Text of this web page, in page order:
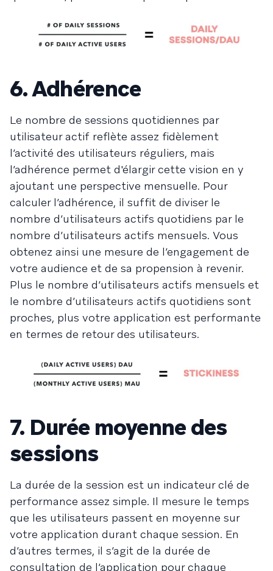
6. Adhérence
Le nombre de sessions quotidiennes par
utilisateur actif reflète assez fidèlement
l’activité des utilisateurs réguliers, mais
l’adhérence permet d'élargir cette vision en y
ajoutant une perspective mensuelle. Pour
calculer l’adhérence, il suffit de diviser le
nombre d’utilisateurs actifs quotidiens par le
nombre d’utilisateurs actifs mensuels. Vous
obtenez ainsi une mesure de l’engagement de
votre audience et de sa propension à revenir.
Plus le nombre d’utilisateurs actifs mensuels et
le nombre d’utilisateurs actifs quotidiens sont
proches, plus votre application est performante
en termes de retour des utilisateurs.
7. Durée moyenne des
sessions
La durée de la session est un indicateur clé de
performance assez simple. Il mesure le temps
que les utilisateurs passent en moyenne sur
votre application durant chaque session. En
d’autres termes, il s’agit de la durée de
consultation de l’application pour chaque